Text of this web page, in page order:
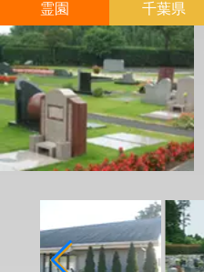
霊園 千葉県